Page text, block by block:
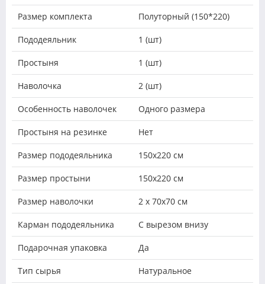
Размер комплекта Полуторный (150*220)
Пододеяльник 1 (шт)
Простыня 1 (шт)
Наволочка 2 (шт)
Особенность наволочек Одного размера
Простыня на резинке Нет
Размер пододеяльника 150х220 см
Размер простыни 150х220 см
Размер наволочки 2 х 70х70 см
Карман пододеяльника С вырезом внизу
Подарочная упаковка Да
Тип сырья Натуральное